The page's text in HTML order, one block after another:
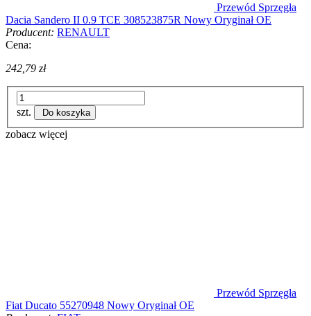
Przewód Sprzęgła
Dacia Sandero II 0.9 TCE 308523875R Nowy Oryginał OE
Producent: RENAULT
Cena:
242,79 zł
szt. Do koszyka
zobacz więcej
Przewód Sprzęgła
Fiat Ducato 55270948 Nowy Oryginał OE